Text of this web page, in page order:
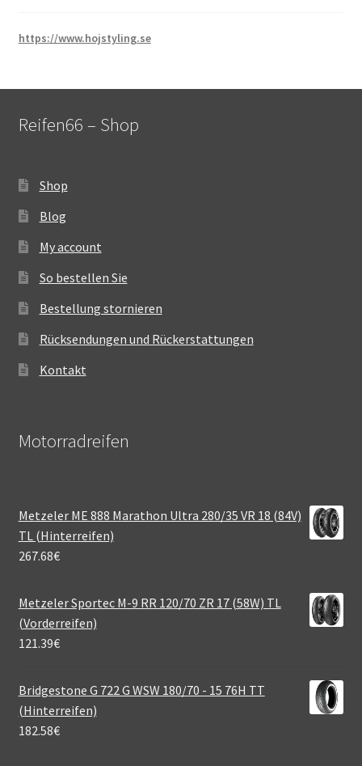
https://www.hojstyling.se
Reifen66 – Shop
Shop
Blog
My account
So bestellen Sie
Bestellung stornieren
Rücksendungen und Rückerstattungen
Kontakt
Motorradreifen
Metzeler ME 888 Marathon Ultra 280/35 VR 18 (84V)
TL (Hinterreifen)
267.68€
Metzeler Sportec M-9 RR 120/70 ZR 17 (58W) TL
(Vorderreifen)
121.39€
Bridgestone G 722 G WSW 180/70 - 15 76H TT
(Hinterreifen)
182.58€